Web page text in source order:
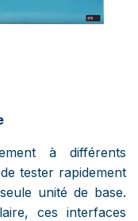
à différents
tester rapidement
unité de base.
ces interfaces